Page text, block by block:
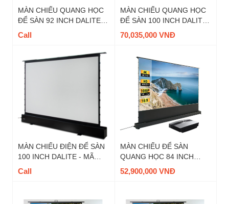
MÀN CHIẾU QUANG HỌC
ĐỂ SÀN 92 INCH DALITE -
MÃ FU92EST-CBSP, TỈ LỆ
Call
MÀN CHIẾU QUANG HỌC
ĐỂ SÀN 100 INCH DALITE
- MÃ FU100EST-CBSP, TỈ
LỆ 16:9
70,035,000 VNĐ
MÀN CHIẾU ĐIỆN ĐỂ SÀN
100 INCH DALITE - MÃ
FU100EST TỈ LỆ 16:9
Call
MÀN CHIẾU ĐỂ SÀN
QUANG HỌC 84 INCH
DALITE - MÃ FU84EST-
CBSP, TỈ LỆ 16:9
52,900,000 VNĐ